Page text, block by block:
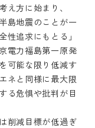
方に始まり、
島地震のことが一
性追求にもとる」
電力福島第一原発
可能な限り低減す
ネと同様に最大限
る危惧や批判が目
削減目標が低過ぎ